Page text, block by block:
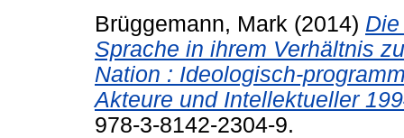
Brüggemann, Mark (2014)
Sprache in ihrem Verhältnis
Nation : Ideologisch-
Akteure und Intellektueller
978-3-8142-2304-9.